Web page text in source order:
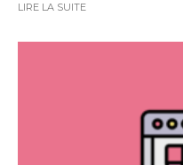
LIRE LA SUITE